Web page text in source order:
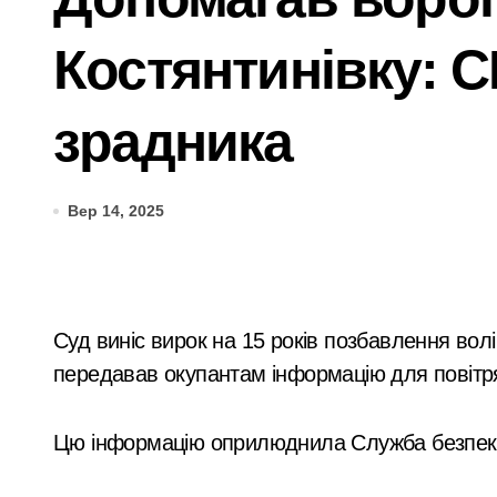
Психіатра з Київщини спіймали на
Більше 1,3 млн набоїв та 2500
Київ: судовий процес над
Київщина пережила сплеск
Під Києвом виявлено групу
Костянтинівку:
зрадника
Вер 14, 2025
Суд виніс вирок на 15 років позбавлення волі з конфіскацією активів агенту ФСБ, що
передавав окупантам інформацію для
Цю інформацію оприлюднила Служба